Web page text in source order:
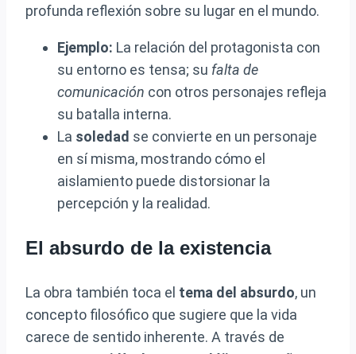
profunda reflexión sobre su lugar en el mundo.
Ejemplo: La relación del protagonista con
su entorno es tensa; su falta de
comunicación con otros personajes refleja
su batalla interna.
La soledad se convierte en un personaje
en sí misma, mostrando cómo el
aislamiento puede distorsionar la
percepción y la realidad.
El absurdo de la existencia
La obra también toca el tema del absurdo, un
concepto filosófico que sugiere que la vida
carece de sentido inherente. A través de